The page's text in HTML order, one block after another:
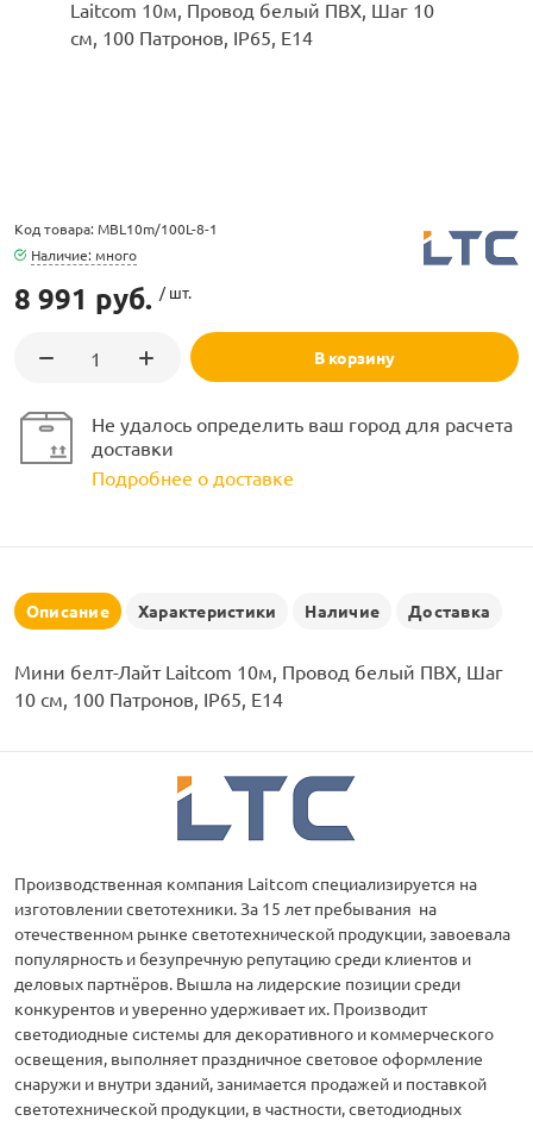
Код товара: MBL10m/100L-8-1
Наличие: много
8 991 руб. / шт.
В корзину
Не удалось определить ваш город для расчета
доставки
Подробнее о доставке
Описание Характеристики Наличие Доставка
Мини белт-Лайт Laitcom 10м, Провод белый ПВХ, Шаг
10 см, 100 Патронов, IP65, E14
Производственная компания Laitcom специализируется на
изготовлении светотехники. За 15 лет пребывания на
отечественном рынке светотехнической продукции, завоевала
популярность и безупречную репутацию среди клиентов и
деловых партнёров. Вышла на лидерские позиции среди
конкурентов и уверенно удерживает их. Производит
светодиодные системы для декоративного и коммерческого
освещения, выполняет праздничное световое оформление
снаружи и внутри зданий, занимается продажей и поставкой
светотехнической продукции, в частности, светодиодных